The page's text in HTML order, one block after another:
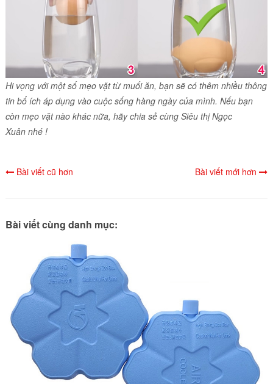
Hi vọng với một số mẹo vặt từ muối ăn, bạn sẽ có thêm nhiều thông
tin bổ ích áp dụng vào cuộc sống hàng ngày của mình. Nếu bạn
còn mẹo vặt nào khác nữa, hãy chia sẻ cùng Siêu thị Ngọc
Xuân nhé !
Bài viết cũ hơn Bài viết mới hơn
Bài viết cùng danh mục: